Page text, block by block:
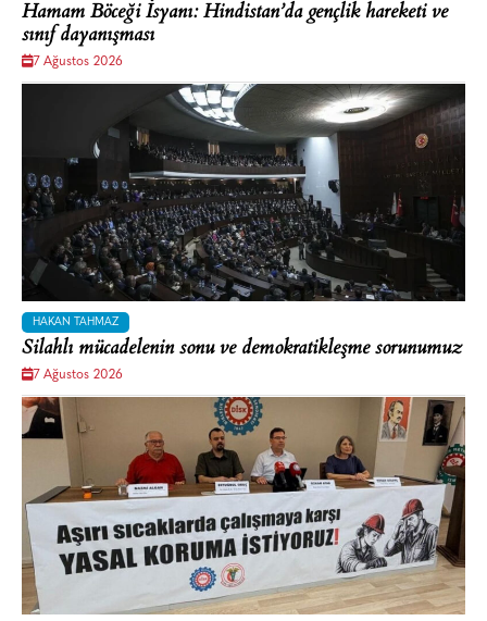
Hamam Böceği İsyanı: Hindistan’da gençlik hareketi ve
sınıf dayanışması
7 Ağustos 2026
HAKAN TAHMAZ
Silahlı mücadelenin sonu ve demokratikleşme sorunumuz
7 Ağustos 2026